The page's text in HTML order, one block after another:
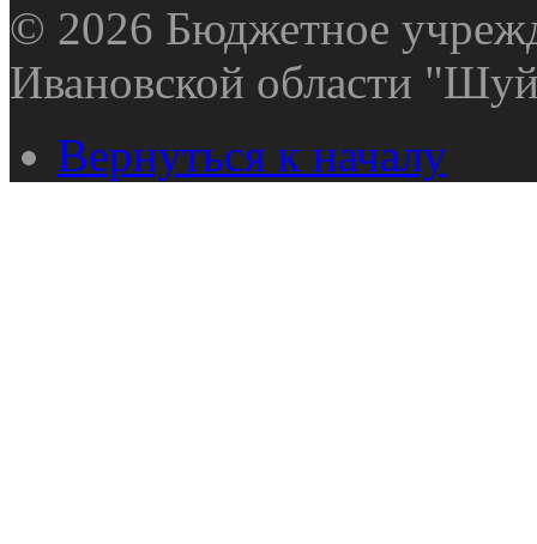
© 2026 Бюджетное
Ивановской области
Вернуться к началу